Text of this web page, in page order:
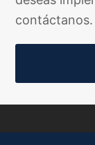
contáctanos.